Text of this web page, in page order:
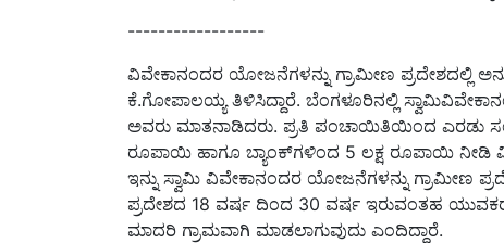
------------------
ವಿವೇಕಾನಂದರ ಯೋಜನೆಗಳನ್ನು ಗ್ರಾಮೀಣ ಪ್ರದೇಶದಲ್ಲಿ
ಕೆ.ಗೋಪಾಲಯ್ಯ ತಿಳಿಸಿದ್ದಾರೆ. ಬೆಂಗಳೂರಿನಲ್ಲಿ
ಅವರು ಮಾತನಾಡಿದರು. ಪ್ರತಿ ಪಂಚಾಯಿತಿಯಿಂದ ಎರಡು
ರೂಪಾಯಿ ಹಾಗೂ ಬ್ಯಾಂಕ್‌ಗಳಿಂದ 5 ಲಕ್ಷ ರೂಪಾಯಿ ನೀಡಿ
ಇನ್ನು ಸ್ವಾಮಿ ವಿವೇಕಾನಂದರ ಯೋಜನೆಗಳನ್ನು ಗ್ರಾಮೀಣ
ಪ್ರದೇಶದ 18 ವರ್ಷ ದಿಂದ 30 ವರ್ಷ ಇರುವಂತಹ ಯುವಕರ
ಮಾದರಿ ಗ್ರಾಮವಾಗಿ ಮಾಡಲಾಗುವುದು ಎಂದಿದ್ದಾರೆ.